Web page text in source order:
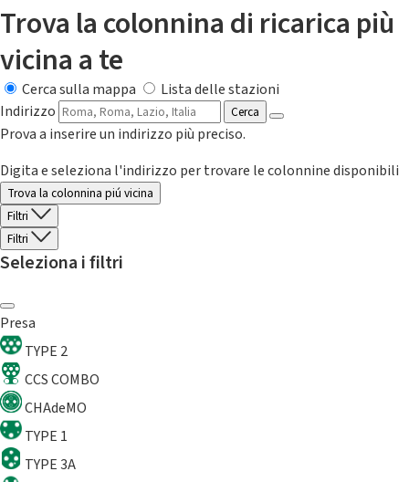
Trova la colonnina di ricarica più
vicina a te
Cerca sulla mappa
Lista delle stazioni
Indirizzo
Cerca
Prova a inserire un indirizzo più preciso.
Digita e seleziona l'indirizzo per trovare le colonnine disponibili
Trova la colonnina piú vicina
Filtri
Filtri
Seleziona i filtri
Presa
TYPE 2
CCS COMBO
CHAdeMO
TYPE 1
TYPE 3A